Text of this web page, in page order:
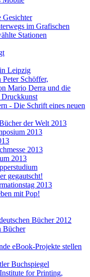
Gesichter
im Grafischen
Stationen
Leipzig
Schöffer,
Mario Derra und die
Druckkunst
- Die Schrift eines neuen
der Welt 2013
2013
2013
2013
gegautscht!
2013
mit Pop!
Bücher 2012
Bücher
eBook-Projekte stellen
Buchspiegel
for Printing,